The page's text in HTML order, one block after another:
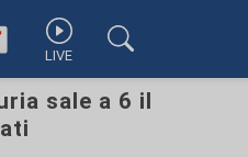
LIVE
sale a 6 il